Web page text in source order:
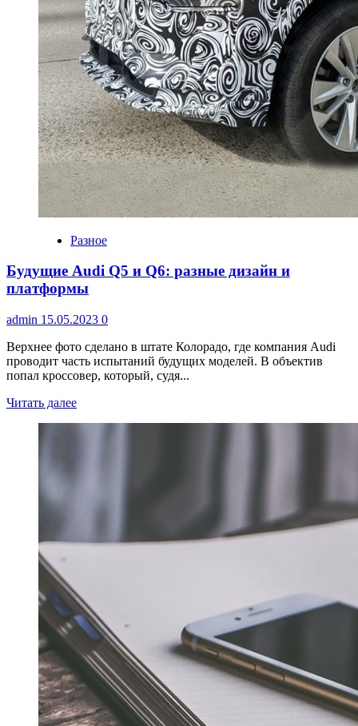
Разное
Будущие Audi Q5 и Q6: разные дизайн и
платформы
admin 15.05.2023 0
Верхнее фото сделано в штате Колорадо, где компания Audi
проводит часть испытаний будущих моделей. В объектив
попал кроссовер, который, судя...
Читать далее